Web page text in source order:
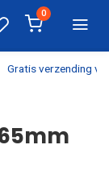
0
Gratis verzending